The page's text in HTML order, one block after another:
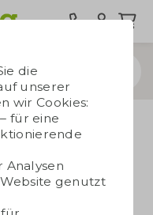
Baumwolltaschen
Baumwolltaschen ist
völlig im
groß. Kein Wunder,
die
unserer
wir Cookies:
für eine
Analysen
genutzt